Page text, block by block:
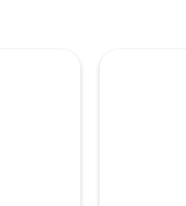
oder machen Sie
und genießen
dass sich das
anfühlt.